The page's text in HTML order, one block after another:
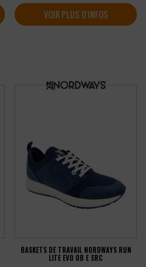
VOIR PLUS D'INFOS
BASKETS DE TRAVAIL NORDWAYS RUN
LITE EVO OB E SRC